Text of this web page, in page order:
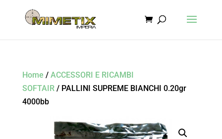
Home / ACCESSORI E RICAMBI
SOFTAIR/ PALLINI SUPREME BIANCHI 0.20gr
4000bb